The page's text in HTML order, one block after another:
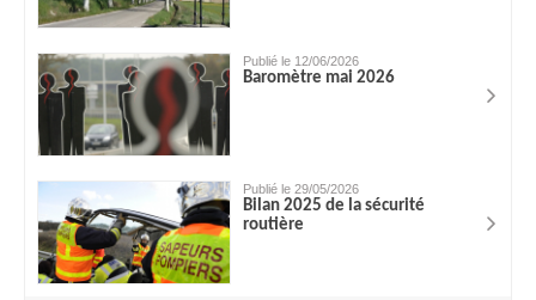
Publié le 12/06/2026
Baromètre mai 2026
Publié le 29/05/2026
Bilan 2025 de la sécurité
routière